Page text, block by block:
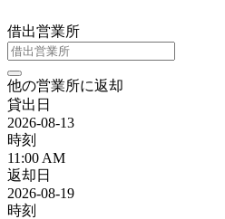
借出営業所
他の営業所に返却
貸出日
2026-08-13
時刻
11:00 AM
返却日
2026-08-19
時刻